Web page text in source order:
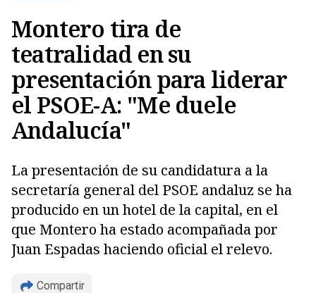
Montero tira de
teatralidad en su
presentación para liderar
el PSOE-A: "Me duele
Andalucía"
La presentación de su candidatura a la
secretaría general del PSOE andaluz se ha
producido en un hotel de la capital, en el
que Montero ha estado acompañada por
Juan Espadas haciendo oficial el relevo.
Compartir
Copiar